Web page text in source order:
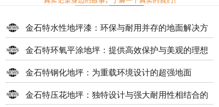
金石特水性地坪漆：环保与耐用并存的地面解决方
案
金石特环氧平涂地坪：提供高效保护与美观的理想
选择
金石特钢化地坪：为重载环境设计的超强地面
金石特压花地坪：独特设计与强大耐用性相结合的